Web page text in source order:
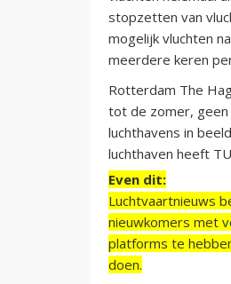
stopzetten van
mogelijk vluchten
meerdere keren
Rotterdam The
tot de zomer, geen
luchthavens in
luchthaven heeft
Even dit:
Luchtvaartnieuws
nieuwkomers met
platforms te
doen.